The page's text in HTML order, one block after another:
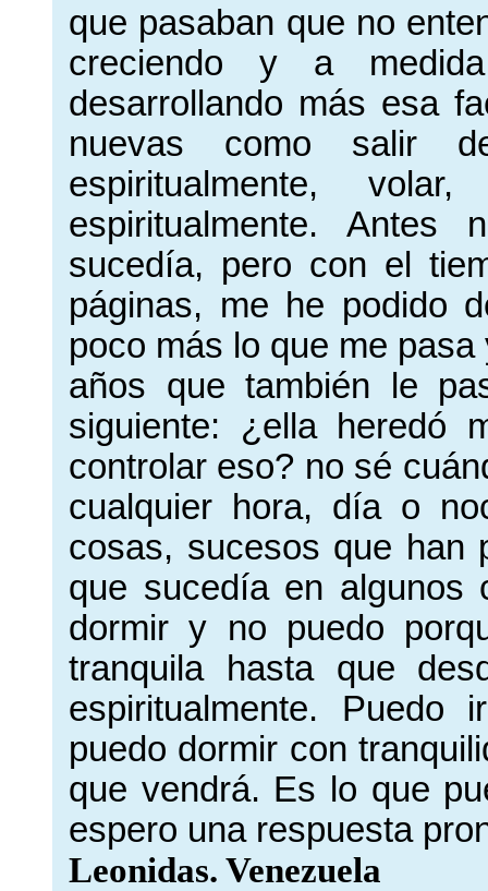
que pasaban que no
creciendo y a
desarrollando más esa
nuevas como salir
espiritualmente,
espiritualmente.
sucedía, pero con el
páginas, me he podido
poco más lo que me
años que también le
siguiente: ¿ella heredó
controlar eso? no sé
cualquier hora, día o
cosas, sucesos que han
que sucedía en algunos
dormir y no puedo
tranquila hasta que
espiritualmente.
puedo dormir con
que vendrá. Es lo que
espero una respuesta
Leonidas. Venezuela